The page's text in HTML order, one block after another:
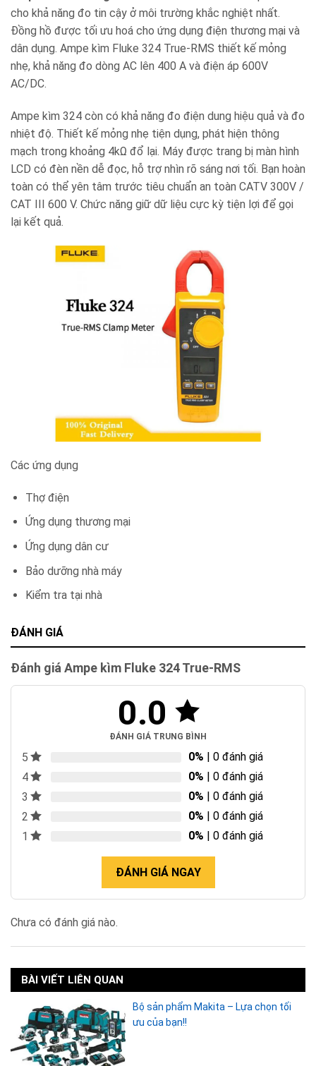
cho khả năng đo tin cậy ở môi trường khắc nghiệt nhất.
Đồng hồ được tối ưu hoá cho ứng dụng điện thương mại và
dân dụng. Ampe kìm Fluke 324 True-RMS thiết kế mỏng
nhẹ, khả năng đo dòng AC lên 400 A và điện áp 600V
AC/DC.
Ampe kìm 324 còn có khả năng đo điện dung hiệu quả và đo
nhiệt độ. Thiết kế mỏng nhẹ tiện dụng, phát hiện thông
mạch trong khoảng 4kΩ đổ lại. Máy được trang bị màn hình
LCD có đèn nền dễ đọc, hỗ trợ nhìn rõ sáng nơi tối. Bạn hoàn
toàn có thể yên tâm trước tiêu chuẩn an toàn CATV 300V /
CAT III 600 V. Chức năng giữ dữ liệu cực kỳ tiện lợi để gọi
lại kết quả.
Các ứng dụng
Thợ điện
Ứng dụng thương mại
Ứng dụng dân cư
Bảo dưỡng nhà máy
Kiểm tra tại nhà
ĐÁNH GIÁ
Đánh giá Ampe kìm Fluke 324 True-RMS
0.0
ĐÁNH GIÁ TRUNG BÌNH
5 0% | 0 đánh giá
4
0% | 0 đánh giá
3
0% | 0 đánh giá
2
0% | 0 đánh giá
1
0% | 0 đánh giá
ĐÁNH GIÁ NGAY
Chưa có đánh giá nào.
BÀI VIẾT LIÊN QUAN
Bộ sản phẩm Makita – Lựa chọn tối
ưu của bạn!!